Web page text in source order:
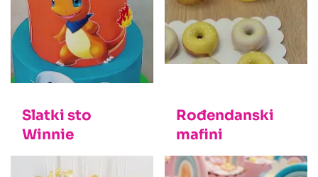
Slatki sto
Winnie
Rođendanski
mafini